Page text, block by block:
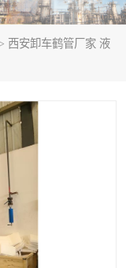
> 西安卸车鹤管厂家 液
鹤管
栈台
管